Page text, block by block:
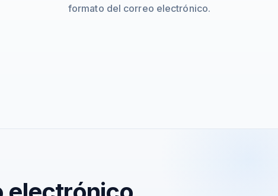
formato del correo electrónico.